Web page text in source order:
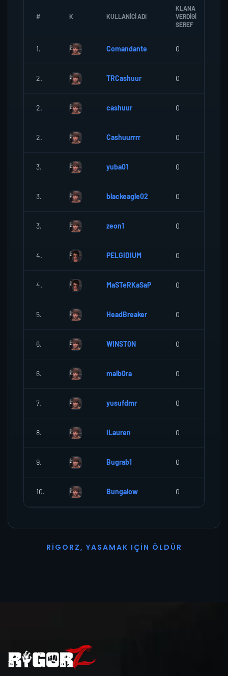
# K KULLANICI ADI
KLANA
VERDIGI
SEREF
1. Comandante 0
2. TRCashuur 0
2. cashuur 0
2. Cashuurrrr 0
3. yuba01 0
3. blackeagle02 0
3. zeon1 0
4. PELGIDIUM 0
4. MaSTeRKaSaP 0
5. HeadBreaker 0
6. WINST0N 0
6. malb0ra 0
7. yusufdmr 0
8. ILauren 0
9. Bugrab1 0
10. Bungalow 0
R I G O R Z, YASAMAK I ÇI N Ö L D Ü R